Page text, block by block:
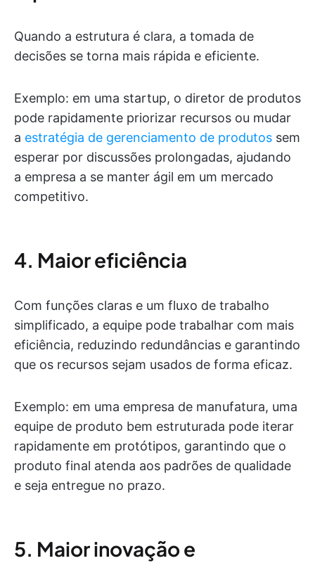
Quando a estrutura é clara, a tomada de
decisões se torna mais rápida e eficiente.
Exemplo: em uma startup, o diretor de produtos
pode rapidamente priorizar recursos ou mudar
a estratégia de gerenciamento de produtos sem
esperar por discussões prolongadas, ajudando
a empresa a se manter ágil em um mercado
competitivo.
4. Maior eficiência
Com funções claras e um fluxo de trabalho
simplificado, a equipe pode trabalhar com mais
eficiência, reduzindo redundâncias e garantindo
que os recursos sejam usados de forma eficaz.
Exemplo: em uma empresa de manufatura, uma
equipe de produto bem estruturada pode iterar
rapidamente em protótipos, garantindo que o
produto final atenda aos padrões de qualidade
e seja entregue no prazo.
5. Maior inovação e